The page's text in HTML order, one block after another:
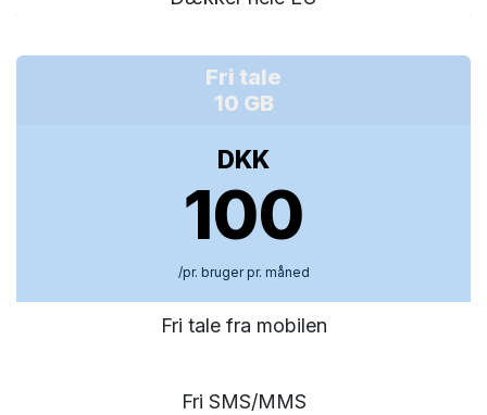
Fri tale
10 GB
DKK
100
/pr. bruger pr. måned
Fri tale fra mobilen
Fri SMS/MMS